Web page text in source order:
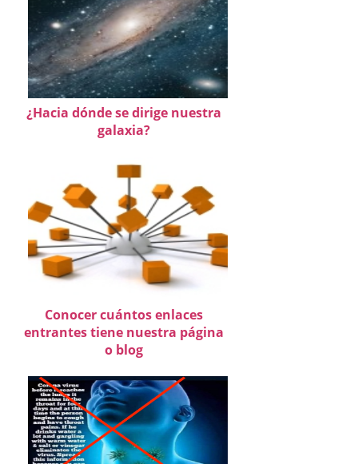
¿Hacia dónde se dirige nuestra
galaxia?
Conocer cuántos enlaces
entrantes tiene nuestra página
o blog